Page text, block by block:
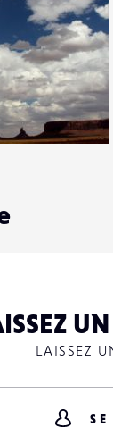
LAISSEZ